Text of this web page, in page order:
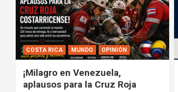
COSTA RICA MUNDO OPINIÓN
¡Milagro en Venezuela,
aplausos para la Cruz Roja